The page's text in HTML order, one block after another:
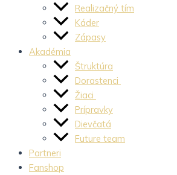
Realizačný tím
Káder
Zápasy
Akadémia
Štruktúra
Dorastenci
Žiaci
Prípravky
Dievčatá
Future team
Partneri
Fanshop